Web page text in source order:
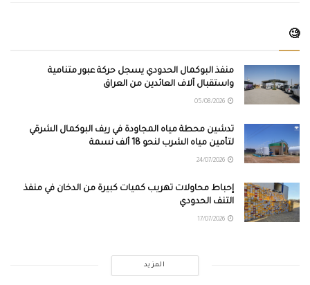
🧐
منفذ البوكمال الحدودي يسجل حركة عبور متنامية
واستقبال آلاف العائدين من العراق
تدشين محطة مياه المجاودة في ريف البوكمال الشرقي
لتأمين مياه الشرب لنحو 18 ألف نسمة
إحباط محاولات تهريب كميات كبيرة من الدخان في منفذ
التنف الحدودي
المزيد